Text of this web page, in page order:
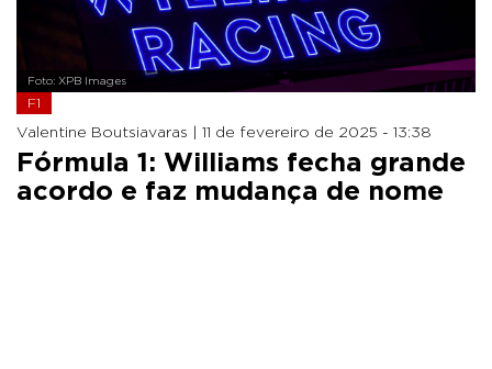
Foto: XPB Images
F1
Valentine Boutsiavaras | 11 de fevereiro de 2025 - 13:38
Fórmula 1: Williams fecha grande
acordo e faz mudança de nome